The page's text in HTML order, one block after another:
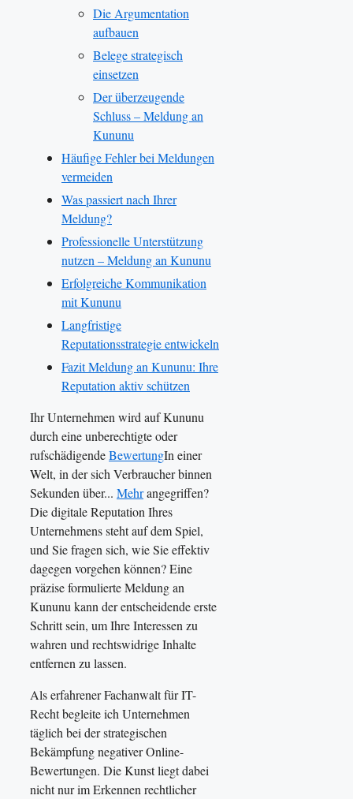
Die Argumentation
aufbauen
Belege strategisch
einsetzen
Der überzeugende
Schluss – Meldung an
Kununu
Häufige Fehler bei Meldungen
vermeiden
Was passiert nach Ihrer
Meldung?
Professionelle Unterstützung
nutzen – Meldung an Kununu
Erfolgreiche Kommunikation
mit Kununu
Langfristige
Reputationsstrategie entwickeln
Fazit Meldung an Kununu: Ihre
Reputation aktiv schützen
Ihr Unternehmen wird auf Kununu
durch eine unberechtigte oder
rufschädigendeBewertungIn einer
Welt, in der sich Verbraucher binnen
Sekunden über... Mehrangegriffen?
Die digitale Reputation Ihres
Unternehmens steht auf dem Spiel,
und Sie fragen sich, wie Sie effektiv
dagegen vorgehen können? Eine
präzise formulierte Meldung an
Kununu kann der entscheidende erste
Schritt sein, um Ihre Interessen zu
wahren und rechtswidrige Inhalte
entfernen zu lassen.
Als erfahrener Fachanwalt für IT-
Recht begleite ich Unternehmen
täglich bei der strategischen
Bekämpfung negativer Online-
Bewertungen. Die Kunst liegt dabei
nicht nur im Erkennen rechtlicher